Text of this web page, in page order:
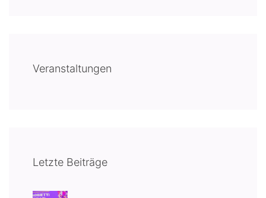
Veranstaltungen
Letzte Beiträge